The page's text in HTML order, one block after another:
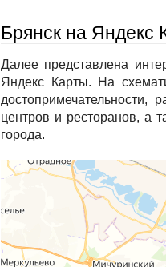
Брянск на Яндекс
Далее представлена
Яндекс Карты. На
достопримечательности,
центров и ресторанов, а
города.